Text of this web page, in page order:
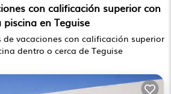
con calificación superior con
piscina en Teguise
de vacaciones con calificación superior
dentro o cerca de Teguise